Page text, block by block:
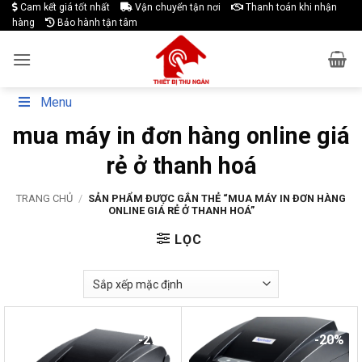
Skip
to
Cam kết giá tốt nhất Vận chuyển tận nơi
Thanh toán khi nhận
hàng
Bảo hành tận tâm
Menu
mua máy in đơn hàng online giá
rẻ ở thanh hoá
TRANG CHỦ / SẢN PHẨM ĐƯỢC GẮN THẺ “MUA MÁY IN ĐƠN HÀNG
ONLINE GIÁ RẺ Ở THANH HOÁ”
LỌC
-27% -20%